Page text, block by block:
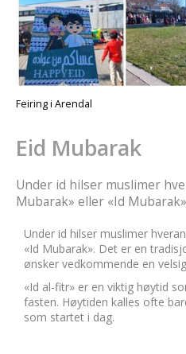
Feiring i Arendal
Eid Mubarak
Under id hilser muslimer
Mubarak» eller «Id
Under id hilser muslimer
«Id Mubarak». Det er en
ønsker vedkommende en
«Id al-fitr» er en viktig høytid
fasten. Høytiden kalles ofte
som startet i dag.